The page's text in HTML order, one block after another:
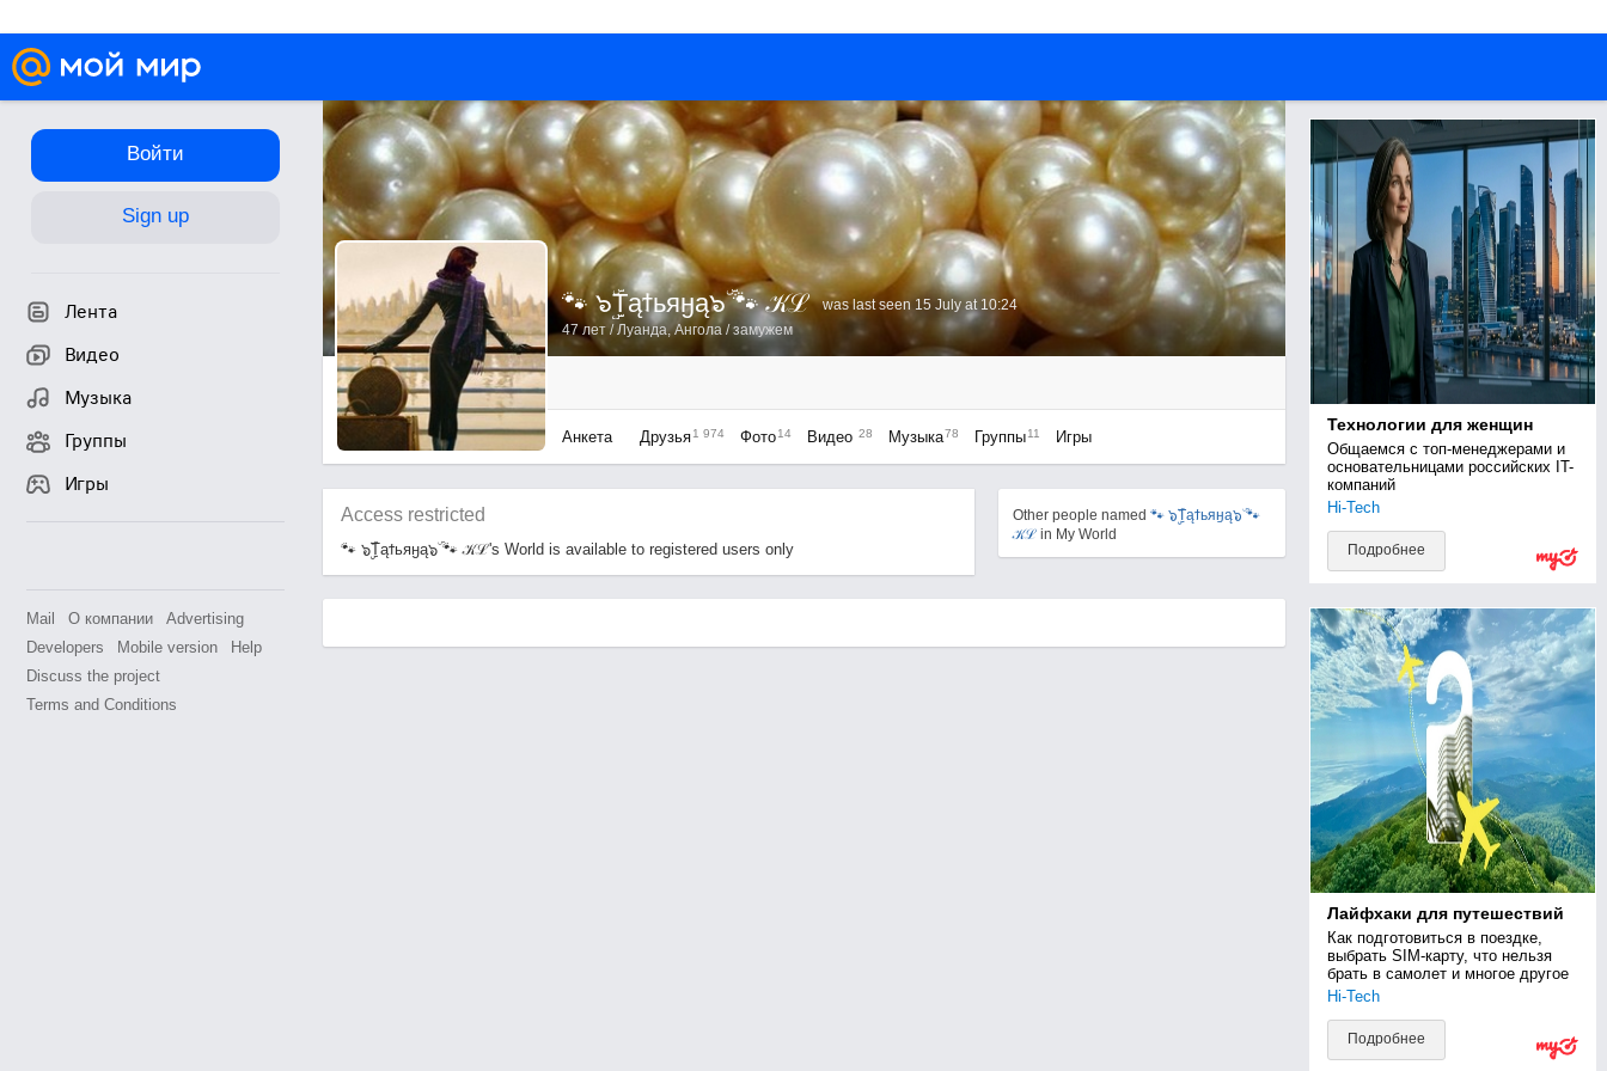
Войти
Sign up
Лента
Видео
Музыка
Группы
Игры
Mail О компании
Advertising
Developers
Mobile version
Help
Discuss the project
Terms and Conditions
🐾 ๖ۣۣۜTąϯьяӈą๖ۜ 🐾 𝒦ℒ
was last seen 15 July at 10:24
47 лет/Луанда, Ангола / замужем
Анкета Друзья 1 974 Фото 14 Видео 28 Музыка78 Группы 11 Игры
Access restricted
🐾 ๖ۣۣۜTąϯьяӈą๖ۜ 🐾 𝒦ℒ's World is available to registered users only
Технологии для женщин
Общаемся с топ-менеджерами и
основательницами российских IT-
компаний
Hi-Tech
Подробнее
Лайфхаки для путешествий
Как подготовиться в поездке,
выбрать SIM-карту, что нельзя
брать в самолет и многое другое
Hi-Tech
Подробнее
Other people named 🐾 ๖ۣۣۜTąϯьяӈą๖ۜ 🐾
𝒦ℒin My World